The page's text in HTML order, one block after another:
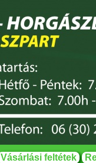
Vásárlási feltétek